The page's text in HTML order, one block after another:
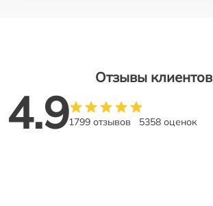
Отзывы клиентов
4.91799 отзывов 5358 оценок